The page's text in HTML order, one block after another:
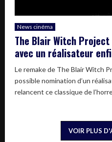
News cinéma
The Blair Witch
avec un réalisateur
Le remake de The Blair Witch
possible nomination d’un
relancent ce classique de
VOIR PLUS